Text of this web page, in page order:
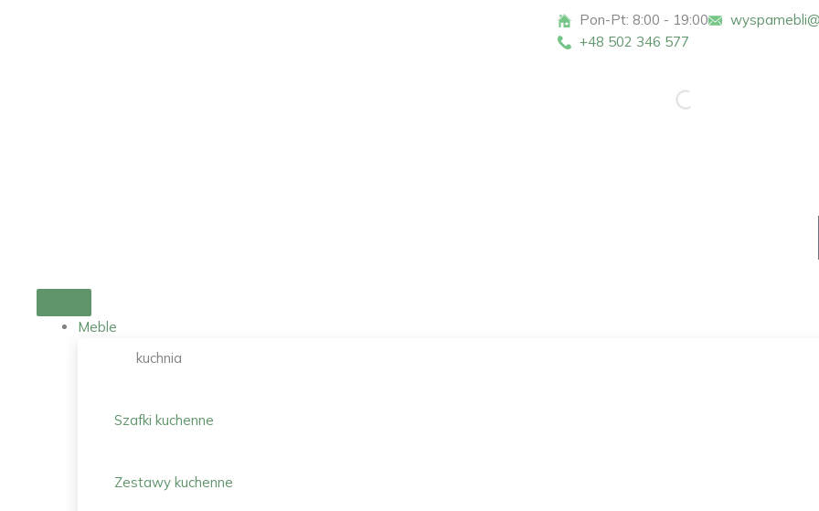
Pon-Pt: 8:00 - 19:00
+48 502 346 577
Meble
kuchnia
Szafki kuchenne
Zestawy kuchenne